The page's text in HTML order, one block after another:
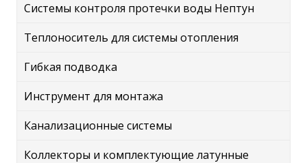
Системы контроля протечки воды Нептун
Теплоноситель для системы отопления
Гибкая подводка
Инструмент для монтажа
Канализационные системы
Коллекторы и комплектующие латунные